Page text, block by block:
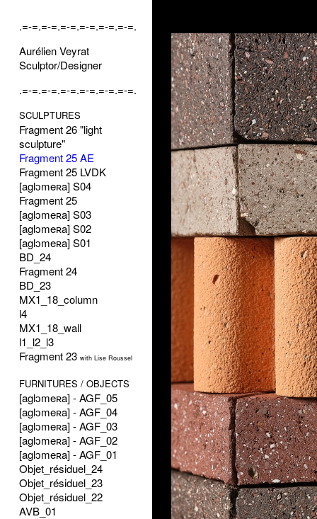
.=-=.=-=.=-=.=-=.=-=.=-=.
Aurélien Veyrat
Sculptor/Designer
.=-=.=-=.=-=.=-=.=-=.=-=.
SCULPTURES
Fragment 26 "light
sculpture"
Fragment 25 AE
Fragment 25 LVDK
[aglɔmeʀa] S04
Fragment 25
[aglɔmeʀa] S03
[aglɔmeʀa] S02
[aglɔmeʀa] S01
BD_24
Fragment 24
BD_23
MX1_18_column
l4
MX1_18_wall
l1_l2_l3
Fragment 23 with Lise Roussel
FURNITURES / OBJECTS
[aglɔmeʀa] - AGF_05
[aglɔmeʀa] - AGF_04
[aglɔmeʀa] - AGF_03
[aglɔmeʀa] - AGF_02
[aglɔmeʀa] - AGF_01
Objet_résiduel_24
Objet_résiduel_23
Objet_résiduel_22
AVB_01